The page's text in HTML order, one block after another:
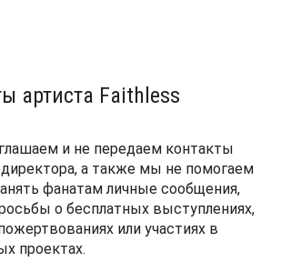
артиста Faithless
и не передаем контакты
директора, а также мы не помогаем
фанатам личные сообщения,
о бесплатных выступлениях,
или участиях в
проектах.